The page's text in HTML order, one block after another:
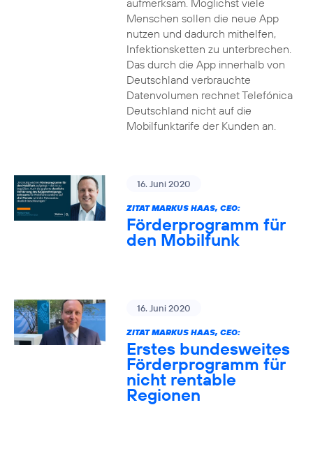
aufmerksam. Möglichst viele
Menschen sollen die neue App
nutzen und dadurch mithelfen,
Infektionsketten zu unterbrechen.
Das durch die App innerhalb von
Deutschland verbrauchte
Datenvolumen rechnet Telefónica
Deutschland nicht auf die
Mobilfunktarife der Kunden an.
16. Juni 2020
ZITAT MARKUS HAAS, CEO:
Förderprogramm für
den Mobilfunk
16. Juni 2020
ZITAT MARKUS HAAS, CEO:
Erstes bundesweites
Förderprogramm für
nicht rentable
Regionen